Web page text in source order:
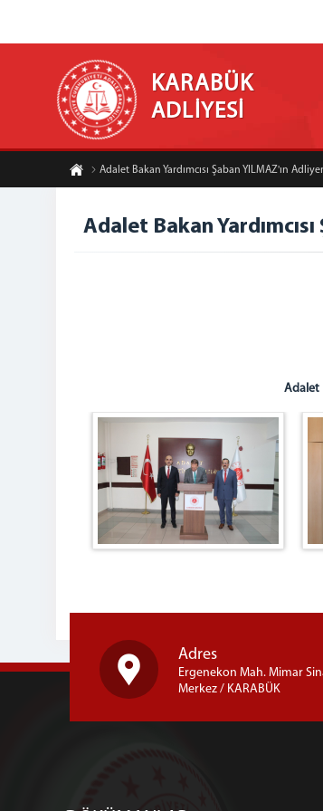
KARABÜK
ADLİYESİ
Adalet Bakan Yardımcısı Şaban YILMAZ'ın
Adalet Bakan
Adalet
Adres
Ergenekon Mah. Mimar
Merkez / KARABÜK